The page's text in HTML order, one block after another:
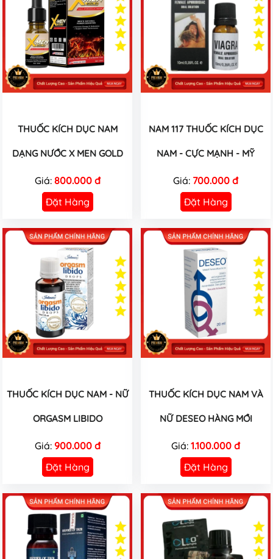
THUỐC KÍCH DỤC NAM
DẠNG NƯỚC X MEN GOLD
Giá: 800.000 đ
Đặt Hàng
NAM 117 THUỐC KÍCH DỤC
NAM - CỰC MẠNH - MỸ
Giá: 700.000 đ
Đặt Hàng
THUỐC KÍCH DỤC NAM - NỮ
ORGASM LIBIDO
Giá: 900.000 đ
Đặt Hàng
THUỐC KÍCH DỤC NAM VÀ
NỮ DESEO HÀNG MỚI
Giá: 1.100.000 đ
Đặt Hàng